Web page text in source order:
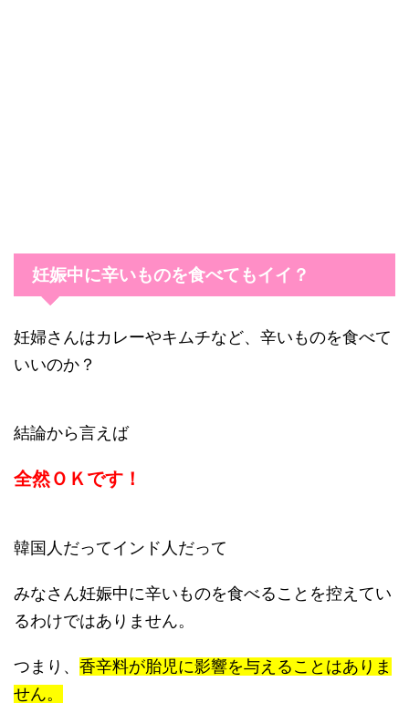
妊娠中に辛いものを食べてもイイ？
妊婦さんはカレーやキムチなど、辛いものを食べて
いいのか？
結論から言えば
全然ＯＫです！
韓国人だってインド人だって
みなさん妊娠中に辛いものを食べることを控えてい
るわけではありません。
つまり、 香辛料が胎児に影響を与えることはありま
せん。